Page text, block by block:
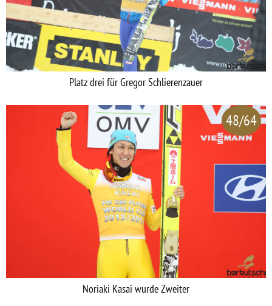
Platz drei für Gregor Schlierenzauer
48/64
Noriaki Kasai wurde Zweiter